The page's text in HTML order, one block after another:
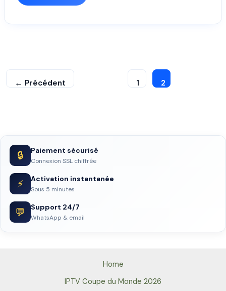
← Précédent 1 2
🔒 Paiement sécurisé
Connexion SSL chiffrée
⚡ Activation instantanée
Sous 5 minutes
💬 Support 24/7
WhatsApp & email
Home
IPTV Coupe du Monde 2026